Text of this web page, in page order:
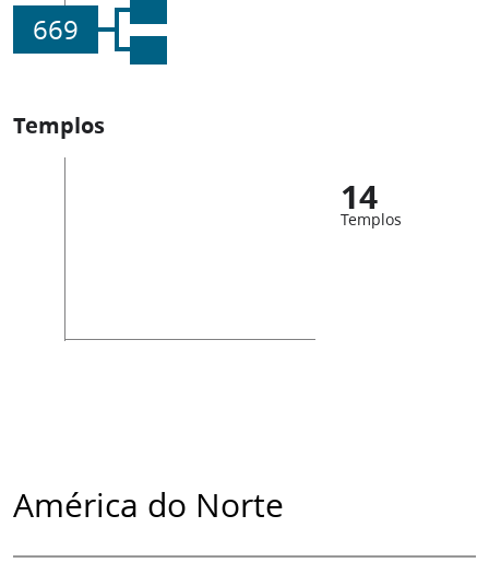
669
Templos
14
Templos
América do Norte